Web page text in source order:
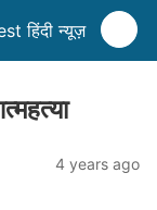
हिंदी न्यूज़
4 years ago